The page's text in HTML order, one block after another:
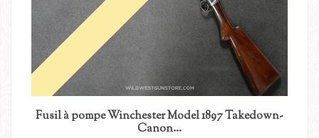
Fusil à pompe Winchester Model 1897 Takedown-
Canon...